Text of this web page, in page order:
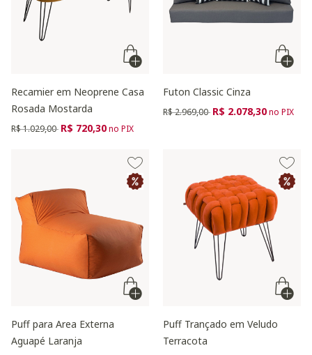
Recamier em Neoprene Casa
Rosada Mostarda
Preço reduzido de
R$ 1.029,00 para
R$ 720,30no PIX
Futon Classic Cinza
Preço reduzido de
R$ 2.969,00 para
R$ 2.078,30no PIX
Puff para Area Externa
Aguapé Laranja
Puff Trançado em Veludo
Terracota